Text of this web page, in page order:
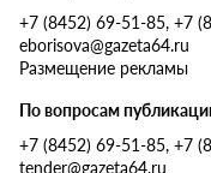
+7 (8452) 69-51-85, +7
eborisova@gazeta64.ru
Размещение рекламы
По вопросам
+7 (8452) 69-51-85, +7
tender@gazeta64.ru